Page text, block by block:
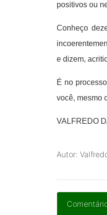
positivos ou
Conheço
e dizem,
É no
você, mesmo
VALFREDO
Autor: